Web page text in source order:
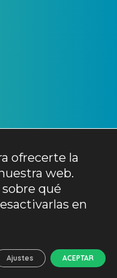
ofrecerte la
web.
qué
en
ACEPTAR
Ajustes